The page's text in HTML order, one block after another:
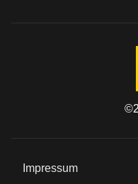
©
Impressum